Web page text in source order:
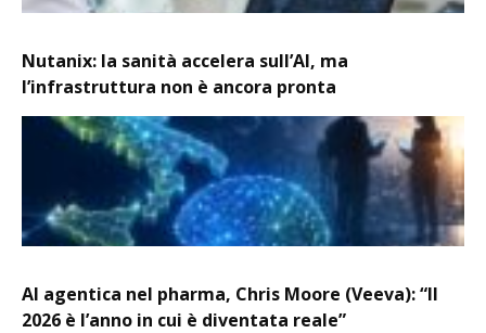
Nutanix: la sanità accelera sull’AI, ma
l’infrastruttura non è ancora pronta
AI agentica nel pharma, Chris Moore (Veeva): “Il
2026 è l’anno in cui è diventata reale”